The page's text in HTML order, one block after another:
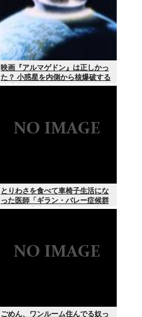
映画『アルマゲドン』は正しかっ
た？ 小惑星を内側から核爆破する
地球防衛策
とりわさを食べて車椅子生活にな
った医師「ギラン・バレー症候群
になって本当に絶望。死んだ方が
ごめん、ワンルーム住んでる奴っ